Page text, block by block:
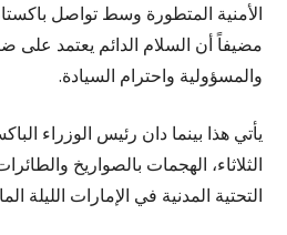
الأمنية المتطورة وسط تواصل
مضيفاً أن السلام الدائم يعتمد
والمسؤولية واحترام السيادة.
يأتي هذا بينما دان رئيس الوزراء
الثلاثاء، الهجمات بالصواريخ
التحتية المدنية في الإمارات الليلة